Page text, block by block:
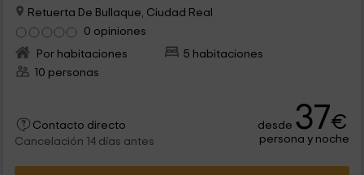
Retuerta De Bullaque, Ciudad Real
0 opiniones
Por habitaciones
5 habitaciones
10 personas
Contacto directo
Cancelación 14 días antes
desde 37€
persona y noche